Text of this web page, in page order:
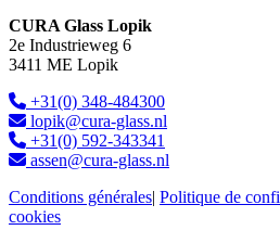
CURA Glass Lopik
2e Industrieweg 6
3411 ME Lopik
+31(0) 348-484300
lopik@cura-glass.nl
+31(0) 592-343341
assen@cura-glass.nl
Conditions générales| Politique de
cookies